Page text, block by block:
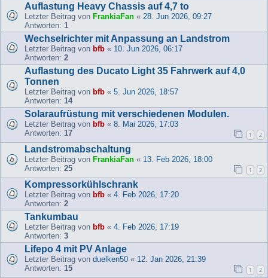
Auflastung Heavy Chassis auf 4,7 to
Letzter Beitrag von FrankiaFan « 28. Jun 2026, 09:27
Antworten: 1
Wechselrichter mit Anpassung an Landstrom
Letzter Beitrag von bfb « 10. Jun 2026, 06:17
Antworten: 2
Auflastung des Ducato Light 35 Fahrwerk auf 4,0
Tonnen
Letzter Beitrag von bfb « 5. Jun 2026, 18:57
Antworten: 14
Solaraufrüstung mit verschiedenen Modulen.
Letzter Beitrag von bfb « 8. Mai 2026, 17:03
Antworten: 17 1 2
Landstromabschaltung
Letzter Beitrag von FrankiaFan « 13. Feb 2026, 18:00
Antworten: 25 1 2
Kompressorkühlschrank
Letzter Beitrag von bfb « 4. Feb 2026, 17:20
Antworten: 2
Tankumbau
Letzter Beitrag von bfb « 4. Feb 2026, 17:19
Antworten: 3
Lifepo 4 mit PV Anlage
Letzter Beitrag von duelken50 « 12. Jan 2026, 21:39
Antworten: 15 1 2